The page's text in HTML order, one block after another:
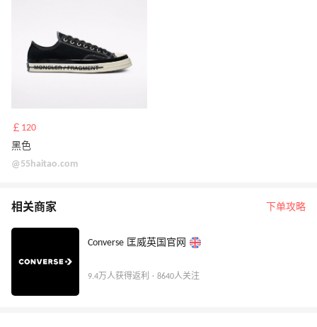
￡120
黑色
@55haitao.com
相关商家 下单攻略
Converse 匡威英国官网
9.4万人获得返利 · 8640人关注